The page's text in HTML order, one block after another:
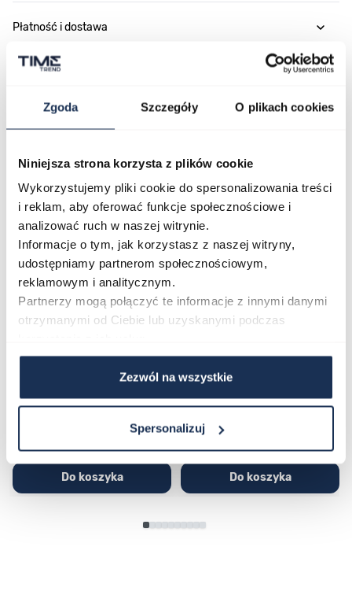
Zgoda Szczegóły O plikach cookies
Niniejsza strona korzysta z plików cookie
Wykorzystujemy pliki cookie do spersonalizowania treści
i reklam, aby oferować funkcje społecznościowe i
analizować ruch w naszej witrynie.
Informacje o tym, jak korzystasz z naszej witryny,
udostępniamy partnerom społecznościowym,
reklamowym i analitycznym.
Partnerzy mogą połączyć te informacje z innymi danymi
otrzymanymi od Ciebie lub uzyskanymi podczas
Zezwól na wszystkie
Spersonalizuj
Płatność i dostawa
Najczęściej kupowane
Poruszanie się po elementach karuzeli jest możliwe za pomocą
Naciśnij, aby pominąć karuzelę
Naciśnij, aby przejść do nawigacji karuzeli
251,00 zł279,00 zł
Do koszyka
296,00 zł329,00 zł
Do koszyka